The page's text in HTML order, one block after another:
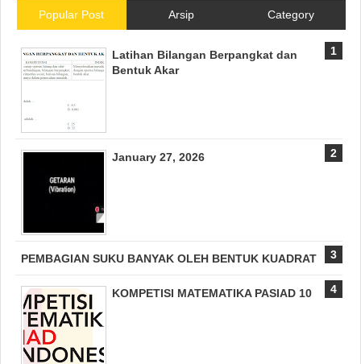
Popular Post Arsip Category
Latihan Bilangan Berpangkat dan
Bentuk Akar
January 27, 2026
PEMBAGIAN SUKU BANYAK OLEH BENTUK KUADRAT
KOMPETISI MATEMATIKA PASIAD 10